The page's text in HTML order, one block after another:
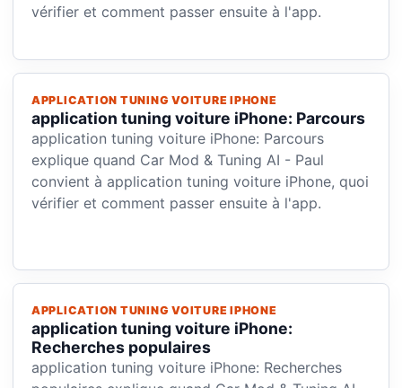
vérifier et comment passer ensuite à l'app.
APPLICATION TUNING VOITURE IPHONE
application tuning voiture iPhone: Parcours
application tuning voiture iPhone: Parcours
explique quand Car Mod & Tuning AI - Paul
convient à application tuning voiture iPhone, quoi
vérifier et comment passer ensuite à l'app.
APPLICATION TUNING VOITURE IPHONE
application tuning voiture iPhone:
Recherches populaires
application tuning voiture iPhone: Recherches